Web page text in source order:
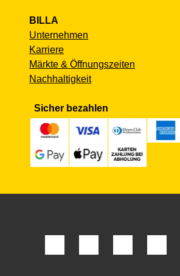
BILLA
Unternehmen
Karriere
Märkte & Öffnungszeiten
Nachhaltigkeit
Sicher bezahlen